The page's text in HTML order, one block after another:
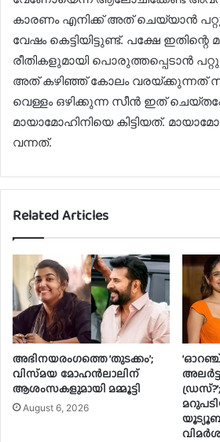
കാരണം എനിക്ക് അത് ചെയ്യാൻ
വേഷം കെട്ടിയിട്ടുണ്ട്. പക്ഷേ
രീതികളുമായി പൊരുത്തപ്പെടാൻ
അത് കഴിഞ്ഞ് കോലം വരയ്ക്കുന്നത്
വെള്ളം ഒഴിക്കുന്ന സീൻ ഇത്
മായാമോഹിനിയെ കിട്ടിയത്.
വന്നത്.
Related Articles
അഭിനയരംഗത്തെ ‘തുടക്കം’;
വിസ്‍മയ മോഹന്‍ലാലിന്
ആശംസകളുമായി മമ്മൂട്ടി
August 6, 2026